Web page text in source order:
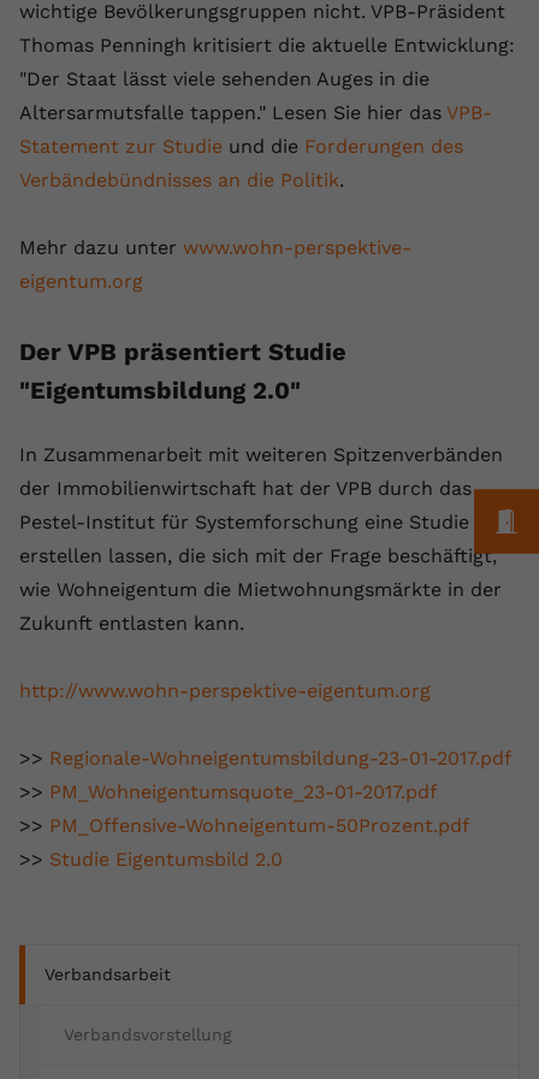
Verbandsarbeit
Verbandsvorstellung
wichtige Bevölkerungsgruppen nicht. VPB-Präsident
Thomas Penningh kritisiert die aktuelle Entwicklung:
"Der Staat lässt viele sehenden Auges in die
Altersarmutsfalle tappen." Lesen Sie hier das VPB-
Statement zur Studie und die Forderungen des
Verbändebündnisses an die Politik.
Mehr dazu unter www.wohn-perspektive-
eigentum.org
Der VPB präsentiert Studie
"Eigentumsbildung 2.0"
In Zusammenarbeit mit weiteren Spitzenverbänden
der Immobilienwirtschaft hat der VPB durch das
Pestel-Institut für Systemforschung eine Studie
erstellen lassen, die sich mit der Frage beschäftigt,
wie Wohneigentum die Mietwohnungsmärkte in der
Zukunft entlasten kann.
http://www.wohn-perspektive-eigentum.org
>> Regionale-Wohneigentumsbildung-23-01-2017.pdf
>> PM_Wohneigentumsquote_23-01-2017.pdf
>> PM_Offensive-Wohneigentum-50Prozent.pdf
>> Studie Eigentumsbild 2.0
Laufzeit 1 Jahr
Dieser Wert speichert Ihre Consent-
Einstellungen. Unter anderem eine
zufällig generierte ID, für die
historische Speicherung Ihrer
vorgenommen Einstellungen, falls der
Webseiten-Betreiber dies eingestellt
Name
Anbieter VPB.de
Laufzeit Session
Dieses Cookie wird verwendet, um die
Benutzereinstellungen zu ermöglichen.
Zweck
wiederzuerkennen und statistische
Informationen zur Nutzung der
Website zu erfassen.
Name _gcl au
Google Ads
Laufzeit 90 Tage
Wird von Google Ads für das
Conversion-Tracking verwendet, um
Website zuzuordnen.
Cookie-Informationen anzeigen
Externe Inhalte
Wir verwenden auf unserer Website externe Inhalte,
um Ihnen zusätzliche Informationen anzubieten.
Name vuid
Laufzeit
Zweck
Tracking-Informationen zu sammeln,
indem es eine eindeutige ID zum
Name CONSENT
youtube.com
Laufzeit 2 Jahre
Zweck
eingebettete YouTube-Videos und
Name yt-remote-device-id
Anbieter Youtube.com
Videopräferenzen des Benutzers zu
Videos verwendet.
Cookie-Informationen anzeigen